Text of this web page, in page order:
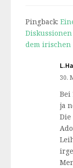
Pingback:
dem irischen
30.
Bei
ja